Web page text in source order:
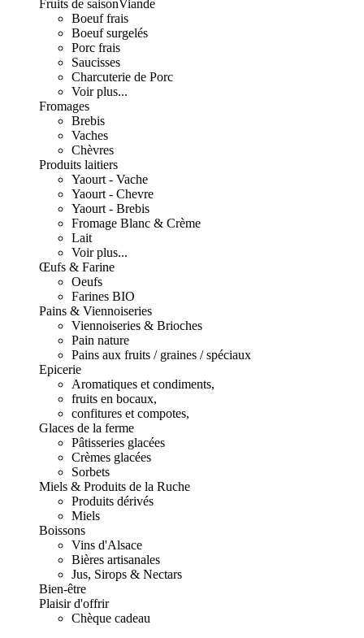
Fruits de saisonViande
Boeuf frais
Boeuf surgelés
Porc frais
Saucisses
Charcuterie de Porc
Voir plus...
Fromages
Brebis
Vaches
Chèvres
Produits laitiers
Yaourt - Vache
Yaourt - Chevre
Yaourt - Brebis
Fromage Blanc & Crème
Lait
Voir plus...
Œufs & Farine
Oeufs
Farines BIO
Pains & Viennoiseries
Viennoiseries & Brioches
Pain nature
Pains aux fruits / graines / spéciaux
Epicerie
Aromatiques et condiments,
fruits en bocaux,
confitures et compotes,
Glaces de la ferme
Pâtisseries glacées
Crèmes glacées
Sorbets
Miels & Produits de la Ruche
Produits dérivés
Miels
Boissons
Vins d'Alsace
Bières artisanales
Jus, Sirops & Nectars
Bien-être
Plaisir d'offrir
Chèque cadeau